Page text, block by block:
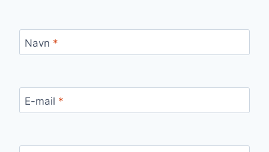
Navn *
E-mail *